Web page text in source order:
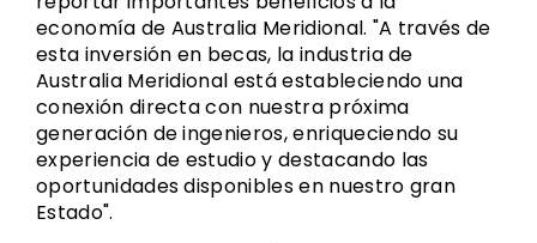
economía de Australia Meridional. "A través de
esta inversión en becas, la industria de
Australia Meridional está estableciendo una
conexión directa con nuestra próxima
generación de ingenieros, enriqueciendo su
experiencia de estudio y destacando las
oportunidades disponibles en nuestro gran
Estado".